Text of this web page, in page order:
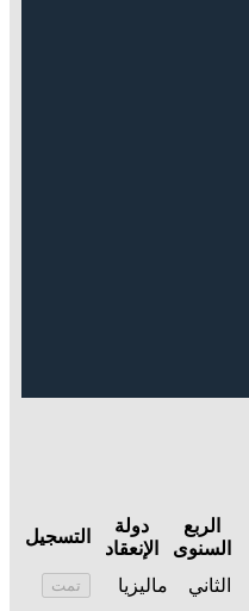
الربع
السنوى
دولة
الإنعقاد
التسجيل
الثاني ماليزيا تمت